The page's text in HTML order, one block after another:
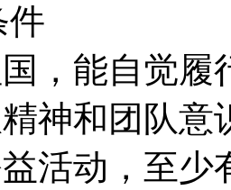
件
，能自觉履
神和团队意
活动，至